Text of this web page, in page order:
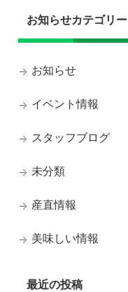
お知らせカテゴリー
お知らせ
イベント情報
スタッフブログ
未分類
産直情報
美味しい情報
最近の投稿